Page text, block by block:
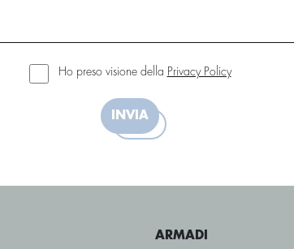
Ho preso visione della Privacy Policy
INVIA
ARMADI